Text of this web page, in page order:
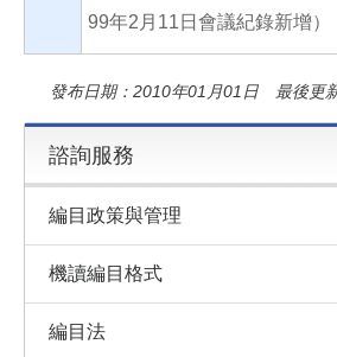
99年2月11日會議紀錄新增）
發布日期：2010年01月01日 最後更
諮詢服務
編目政策與管理
機讀編目格式
編目法